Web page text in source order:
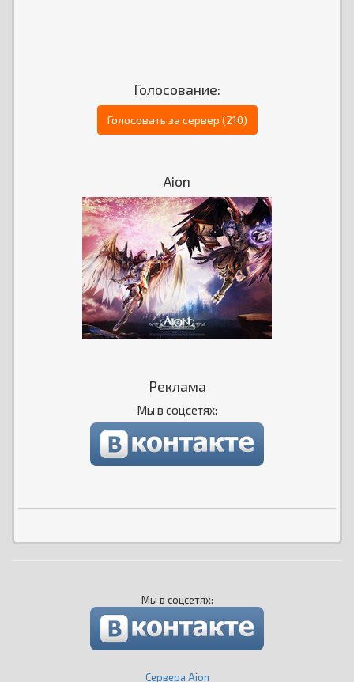
Голосование:
Голосовать за сервер (210)
Aion
Реклама
Мы в соцсетях:
Мы в соцсетях:
Сервера Aion